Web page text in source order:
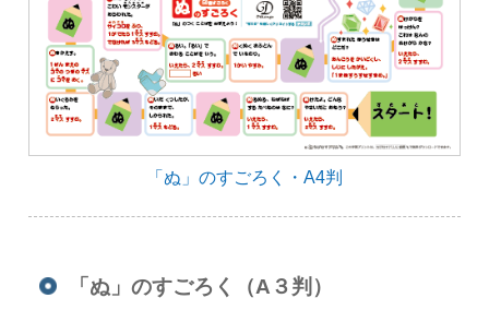
「ぬ」のすごろく・A4判
「ぬ」のすごろく（A３判）